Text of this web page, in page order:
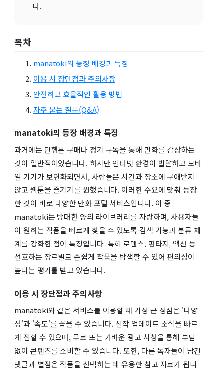
다.
목차
manatoki의 등장 배경과 특징
이용 시 장단점과 주의사항
안전하고 효율적인 활용 방법
자주 묻는 질문(Q&A)
manatoki의 등장 배경과 특징
과거에는 단행본 구매나 정기 구독을 통해 만화를 감상하는
것이 일반적이었습니다. 하지만 인터넷 환경이 발달하고 모바
일 기기가 보편화되면서, 사람들은 시간과 장소에 구애받지
않고 웹툰을 즐기기를 원했습니다. 이러한 수요에 맞춰 등장
한 것이 바로 다양한 만화 포털 서비스입니다. 이 중
manatoki는 방대한 양의 라이브러리를 자랑하며, 사용자들
이 원하는 작품을 빠르게 찾을 수 있도록 검색 기능과 분류 체
계를 강화한 점이 특징입니다. 특히 로맨스, 판타지, 액션 등
선호하는 장르별로 손쉽게 작품을 탐색할 수 있어 편의성이
높다는 평가를 받고 있습니다.
이용 시 장단점과 주의사항
manatoki와 같은 서비스를 이용할 때 가장 큰 장점은 '다양
성'과 '속도'를 꼽을 수 있습니다. 신작 업데이트 소식을 빠르
게 접할 수 있으며, 무료 또는 가벼운 광고 시청을 통해 부담
없이 콘텐츠를 소비할 수 있습니다. 또한, 다른 독자들이 남긴
댓글과 별점은 작품을 선택하는 데 유용한 참고 자료가 됩니